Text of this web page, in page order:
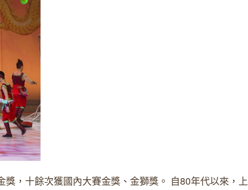
，十餘次獲國內大賽金獎、金獅獎。 自80年代以來，上